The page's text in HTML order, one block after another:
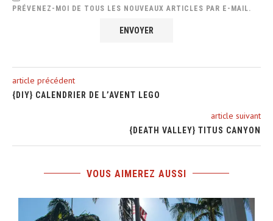
PRÉVENEZ-MOI DE TOUS LES NOUVEAUX ARTICLES PAR E-MAIL.
article précédent
{DIY} CALENDRIER DE L’AVENT LEGO
article suivant
{DEATH VALLEY} TITUS CANYON
VOUS AIMEREZ AUSSI